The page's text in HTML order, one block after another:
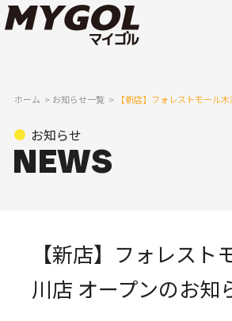
ホーム お知らせ一覧 【新店】フォレストモール
お知らせ
【新店】フォレスト
川店 オープンのお知